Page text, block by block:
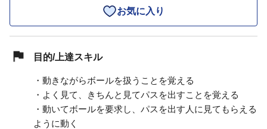
お気に入り
目的/上達スキル
・動きながらボールを扱うことを覚える
・よく見て、きちんと見てパスを出すことを覚える
・動いてボールを要求し、パスを出す人に見てもらえる
ように動く